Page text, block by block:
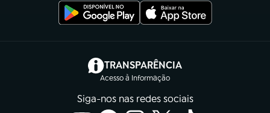
TRANSPARÊNCIA
Acesso à Informação
(abre em nova aba)
Siga-nos nas redes sociais